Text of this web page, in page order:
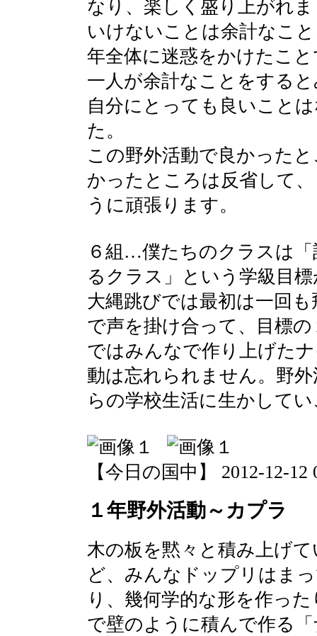
なり、楽しく盛り上がれ
いけないことは余計なこ
年全体に迷惑をかけたこ
一人が余計なことをする
自分にとっても良いこと
た。
この野外活動で良かった
かったところは反省して
うに頑張ります。
６組…僕たちのクラスは
るクラス」という学級目
大縄跳びでは最初は一回
で声を掛け合って、目標
ではみんなで作り上げた
動は忘れられません。野
らの学校生活に生かして
【今日の国中】 2012-12-12
１年野外活動～カプラ
木の板を黙々と積み上げ
ど、みんなドップリはま
り、幾何学的な形を作っ
で壁のように積んで作る